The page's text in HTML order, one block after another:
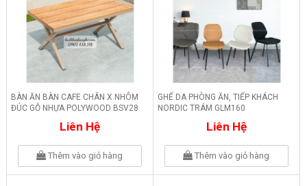
BÀN ĂN BÀN CAFE CHÂN X NHÔM
ĐÚC GỖ NHỰA POLYWOOD BSV28
Liên Hệ
Thêm vào giỏ hàng
GHẾ DA PHÒNG ĂN, TIẾP KHÁCH
NORDIC TRÁM GLM160
Liên Hệ
Thêm vào giỏ hàng